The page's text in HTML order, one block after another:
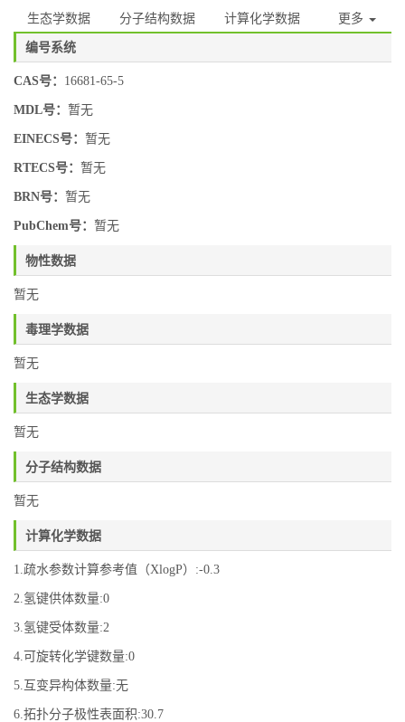
生态学数据
分子结构数据 计算化学数据 更多
编号系统
CAS号： 16681-65-5
MDL号： 暂无
EINECS号： 暂无
RTECS号： 暂无
BRN号： 暂无
PubChem号： 暂无
物性数据
暂无
毒理学数据
暂无
生态学数据
暂无
分子结构数据
暂无
计算化学数据
1.疏水参数计算参考值（XlogP）:-0.3
2.氢键供体数量:0
3.氢键受体数量:2
4.可旋转化学键数量:0
5.互变异构体数量:无
6.拓扑分子极性表面积:30.7